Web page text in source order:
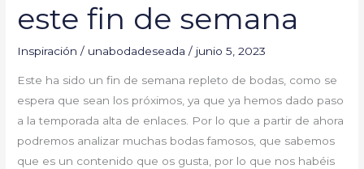
este fin de semana
Inspiración / unabodadeseada/ junio 5, 2023
Este ha sido un fin de semana repleto de bodas, como se
espera que sean los próximos, ya que ya hemos dado paso
a la temporada alta de enlaces. Por lo que a partir de ahora
podremos analizar muchas bodas famosos, que sabemos
que es un contenido que os gusta, por lo que nos habéis